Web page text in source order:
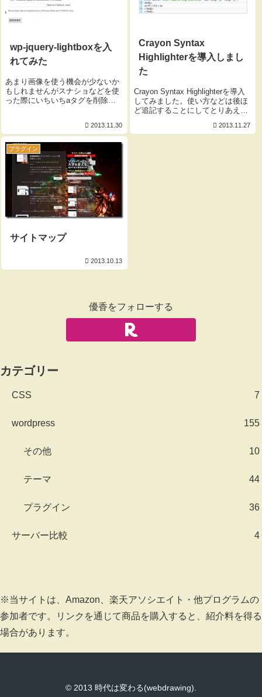
wp-jquery-lightboxを入
れてみた
あまり画像を使う機会が少ないか
もしれませんがスナショなどを使
った際にいちいちaタグを削除し
設定もしなくて良いし画像もうｐ
する際に何も手を加えなくてもす
べて自動で処理...
2013.11.30
Crayon Syntax
Highlighterを導入しまし
た
Crayon Syntax Highlighterを導入
してみました。使い方などは後ほ
ど追記することにしてとりあえず
xml:lang="ja" lang="ja"><body>
2013.11.27
プラグイン
サイトマップ
2013.10.13
優香をフォローする
カテゴリー
CSS 7
wordpress 155
その他 10
テーマ 44
プラグイン 36
サーバー比較 4
※当サイトは、Amazon、楽天アソシエイト・他プログラムの
参加者です。リンクを通じて商品を購入すると、紹介料を得る
場合があります。
© 2013 時代は変わる(webdrawing).